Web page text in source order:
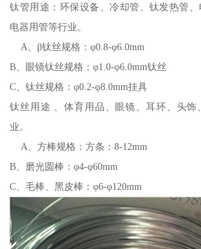
钛管用途：环保设备、冷却管、钛发热管
电器用管等行业。
A、β钛丝规格：φ0.8-φ6.0mm
B、眼镜钛丝规格：φ1.0-φ6.0mm钛丝
C、钛丝规格：φ0.2-φ8.0mm挂具
钛丝用途 、体育用品、眼镜、耳环、头饰
业。
A、方棒规格：方条：8-12mm
B、磨光圆棒：φ4-φ60mm
C、毛棒、黑皮棒：φ6-φ120mm